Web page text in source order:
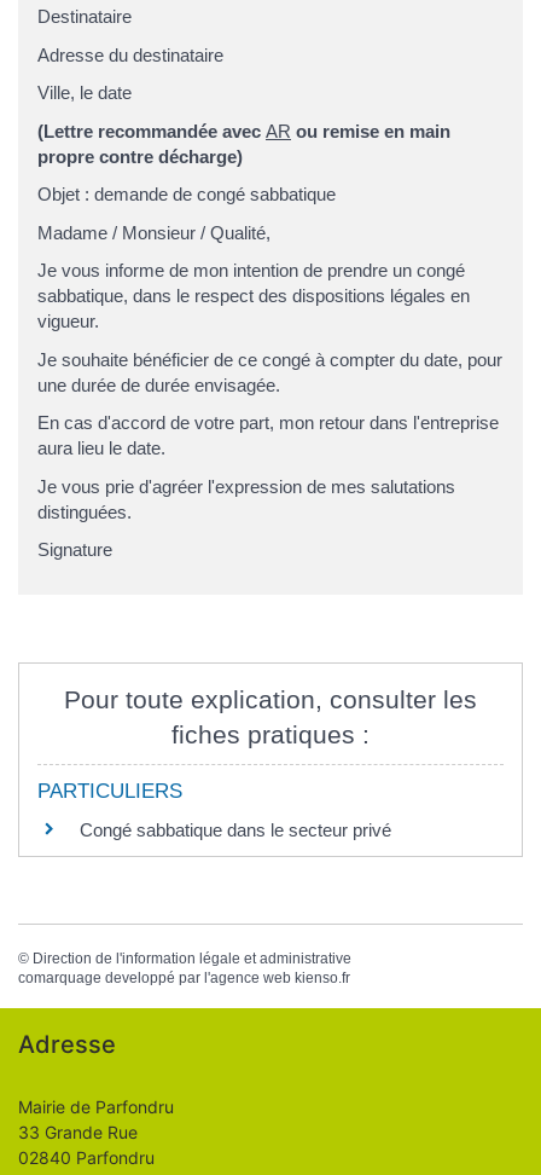
Destinataire
Adresse du destinataire
Ville, le date
(Lettre recommandée avec AR ou remise en main
propre contre décharge)
Objet : demande de congé sabbatique
Madame / Monsieur / Qualité,
Je vous informe de mon intention de prendre un congé
sabbatique, dans le respect des dispositions légales en
vigueur.
Je souhaite bénéficier de ce congé à compter du date, pour
une durée de durée envisagée.
En cas d'accord de votre part, mon retour dans l'entreprise
aura lieu le date.
Je vous prie d'agréer l'expression de mes salutations
distinguées.
Signature
Pour toute explication, consulter les
fiches pratiques :
PARTICULIERS
Congé sabbatique dans le secteur privé
© Direction de l'information légale et administrative
comarquage developpé par l'agence web kienso.fr
Adresse
Mairie de Parfondru
33 Grande Rue
02840 Parfondru